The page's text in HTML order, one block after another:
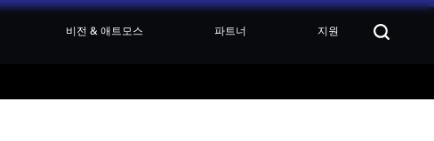
비전 & 애트모스 파트너 지원